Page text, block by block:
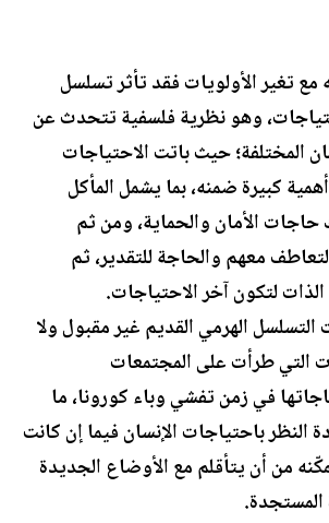
مع تغير الأولويات فقد تأثر تسلسل
وهو نظرية فلسفية تتحدث عن
المختلفة؛ حيث باتت الاحتياجات
كبيرة ضمنه، بما يشمل المأكل
حاجات الأمان والحماية، ومن ثم
معهم والحاجة للتقدير، ثم
لتكون آخر الاحتياجات.
الهرمي القديم غير مقبول ولا
التي طرأت على المجتمعات
في زمن تفشي وباء كورونا، ما
النظر باحتياجات الإنسان فيما إن كانت
من أن يتأقلم مع الأوضاع الجديدة
المستجدة.